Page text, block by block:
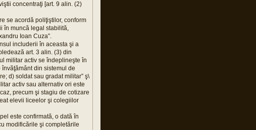
concentraţi [art. 9 alin. (2)
se acordă poliţiştilor, conform
în muncă legal stabilită,
Ioan Cuza”.
includerii în aceasta şi a
art. 3 alin. (3) din
militar activ se îndeplineşte în
din sistemul de
d) soldat sau gradat militar” ş\
activ sau alternativ ori este
precum şi stagiu de cotizare
elevii liceelor şi colegiilor
este confirmată, o dată în
modificările şi completările